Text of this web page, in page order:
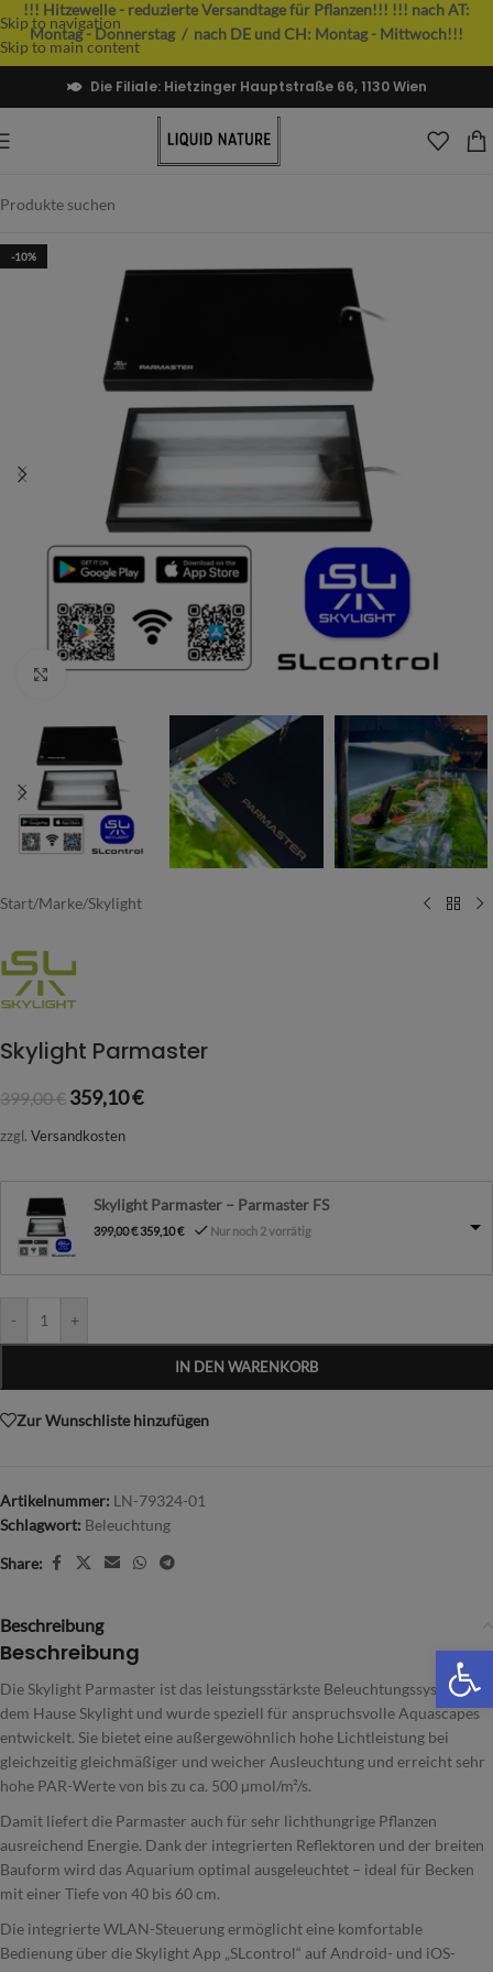
Skip to navigation
Skip to main content
!!! Hitzewelle - reduzierte Versandtage für Pflanzen!!! !!! nach AT:
Montag - Donnerstag / nach DE und CH: Montag - Mittwoch!!!
Die Filiale: Hietzinger Hauptstraße 66, 1130 Wien
-10%
Vergrößern
Start/Marke/Skylight
Skylight Parmaster
399,00€ 359,10€
zzgl. Versandkosten
Skylight Parmaster – Parmaster FS
399,00€359,10€ Nur noch 2 vorrätig
- +
IN DEN WARENKORB
Zur Wunschliste hinzufügen
Artikelnummer: LN-79324-01
Schlagwort: Beleuchtung
Share:
Beschreibung
Beschreibung
Die Skylight Parmaster ist das leistungsstärkste Beleuchtungssystem aus
dem Hause Skylight und wurde speziell für anspruchsvolle Aquascapes
entwickelt. Sie bietet eine außergewöhnlich hohe Lichtleistung bei
gleichzeitig gleichmäßiger und weicher Ausleuchtung und erreicht sehr
hohe PAR-Werte von bis zu ca. 500 µmol/m²/s.
Damit liefert die Parmaster auch für sehr lichthungrige Pflanzen
ausreichend Energie. Dank der integrierten Reflektoren und der breiten
Bauform wird das Aquarium optimal ausgeleuchtet – ideal für Becken
mit einer Tiefe von 40 bis 60 cm.
Die integrierte WLAN-Steuerung ermöglicht eine komfortable
Bedienung über die Skylight App „SLcontrol“ auf Android- und iOS-